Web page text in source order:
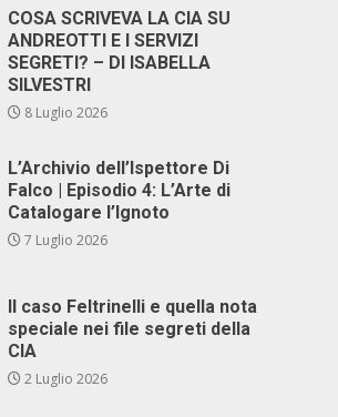
COSA SCRIVEVA LA CIA SU
ANDREOTTI E I SERVIZI
SEGRETI? – DI ISABELLA
SILVESTRI
8 Luglio 2026
L’Archivio dell’Ispettore Di
Falco | Episodio 4: L’Arte di
Catalogare l’Ignoto
7 Luglio 2026
Il caso Feltrinelli e quella nota
speciale nei file segreti della
CIA
2 Luglio 2026